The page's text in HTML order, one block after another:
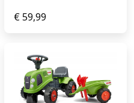
€59,99